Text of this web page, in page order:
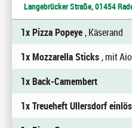
Langebrücker Straße, 01454
1x Pizza Popeye, Käserand
1x Mozzarella Sticks, mit
1x Back-Camembert
1x Treueheft Ullersdorf